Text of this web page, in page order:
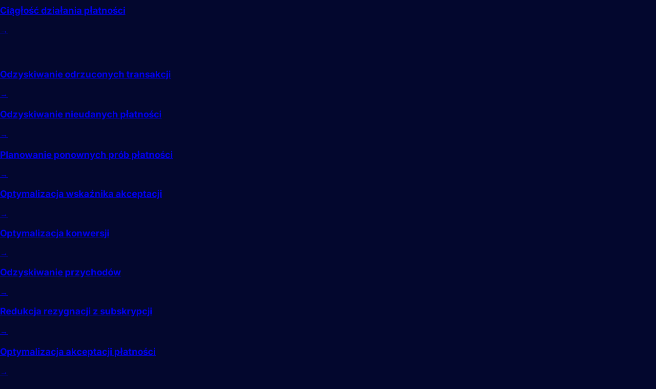
Ciągłość działania płatności
→
Odzyskiwanie odrzuconych transakcji
→
Odzyskiwanie nieudanych płatności
→
Planowanie ponownych prób płatności
→
Optymalizacja wskaźnika akceptacji
→
Optymalizacja konwersji
→
Odzyskiwanie przychodów
→
Redukcja rezygnacji z subskrypcji
→
Optymalizacja akceptacji płatności
→